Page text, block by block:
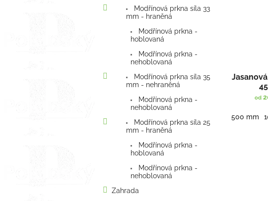
Modřínová prkna síla 33
mm - hraněná
Modřínová prkna -
hoblovaná
Modřínová prkna -
nehoblovaná
Modřínová prkna síla 35
mm - nehraněná
Modřínová prkna -
nehoblovaná
Modřínová prkna síla 25
mm - hraněná
Modřínová prkna -
hoblovaná
Modřínová prkna -
nehoblovaná
Zahrada
od
500 mm